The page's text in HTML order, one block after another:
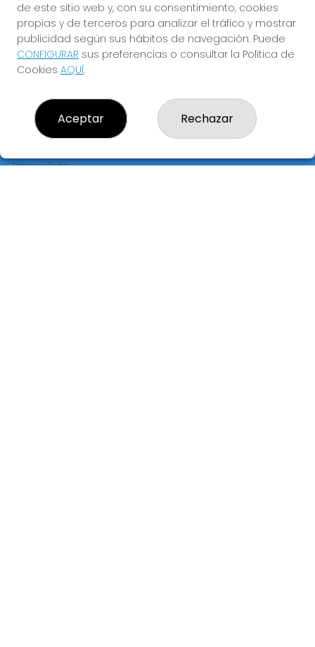
LOTERÍA PRECIADOS "EL JOROBADO DE LA SUERTE"
¿Quiénes somos?
Comprar lotería
Resultados
Contacto
Premios Peña
de este sitio web y, con su consentimiento, cookies
propias y de terceros para analizar el tráfico y mostrar
publicidad según sus hábitos de navegación. Puede
CONFIGURAR sus preferencias o consultar la Política de
Cookies AQUÍ.
Aceptar Rechazar